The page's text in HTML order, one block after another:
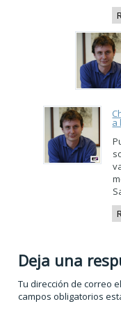
a
Deja una
Tu dirección de correo
campos obligatorios